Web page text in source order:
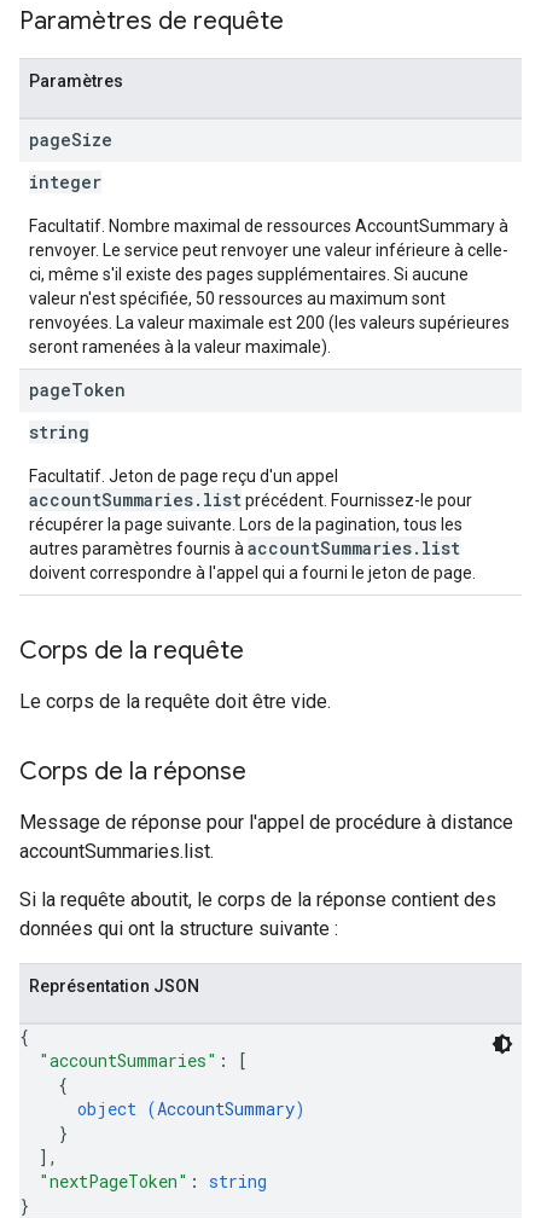
Paramètres de requête
Paramètres
pageSize
integer
Facultatif. Nombre maximal de ressources AccountSummary à
renvoyer. Le service peut renvoyer une valeur inférieure à celle-
ci, même s'il existe des pages supplémentaires. Si aucune
valeur n'est spécifiée, 50 ressources au maximum sont
renvoyées. La valeur maximale est 200 (les valeurs supérieures
seront ramenées à la valeur maximale).
pageToken
string
Facultatif. Jeton de page reçu d'un appel
accountSummaries.listprécédent. Fournissez-le pour
récupérer la page suivante. Lors de la pagination, tous les
autres paramètres fournis à accountSummaries.list
doivent correspondre à l'appel qui a fourni le jeton de page.
Corps de la requête
Le corps de la requête doit être vide.
Corps de la réponse
Message de réponse pour l'appel de procédure à distance
accountSummaries.list.
Si la requête aboutit, le corps de la réponse contient des
données qui ont la structure suivante :
Représentation JSON
{
"accountSummaries" :
[
{
object (AccountSummary)
}
] ,
"nextPageToken" : string
}